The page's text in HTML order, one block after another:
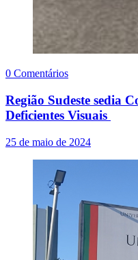
0 Comentários
Região Sudeste sedia
Deficientes Visuais
25 de maio de 2024